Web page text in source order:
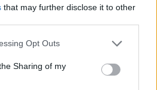
that may further disclose it to other
Opt Outs
Sharing of my